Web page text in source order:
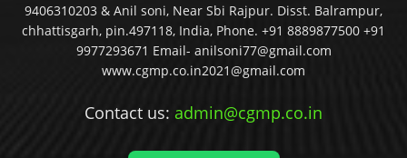
9406310203 & Anil soni, Near Sbi Rajpur. Disst. Balrampur,
chhattisgarh, pin.497118, India, Phone. +91 8889877500 +91
9977293671 Email- anilsoni77@gmail.com
www.cgmp.co.in2021@gmail.com
Contact us: admin@cgmp.co.in